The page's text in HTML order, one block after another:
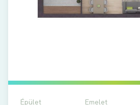
Épület Emelet